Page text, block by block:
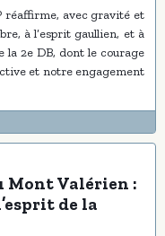
réaffirme, avec gravité et
à l’esprit gaullien, et à
la 2e DB, dont le courage
et notre engagement
Mont Valérien :
de la